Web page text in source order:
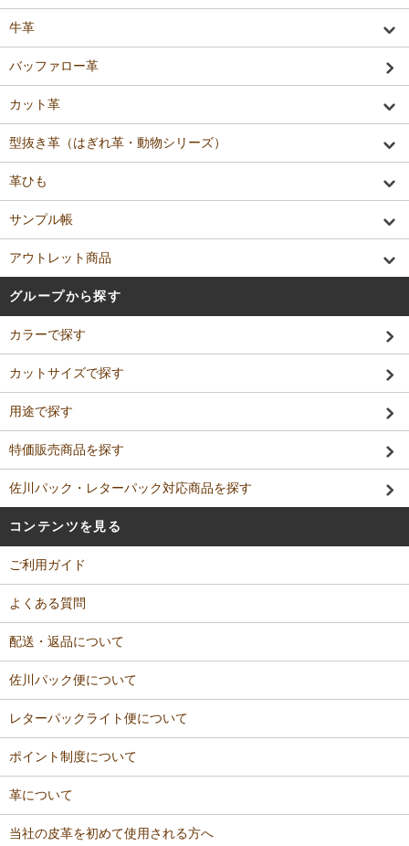
牛革
バッファロー革
カット革
型抜き革（はぎれ革・動物シリーズ）
革ひも
サンプル帳
アウトレット商品
グループから探す
カラーで探す
カットサイズで探す
用途で探す
特価販売商品を探す
佐川パック・レターパック対応商品を探す
コンテンツを見る
ご利用ガイド
よくある質問
配送・返品について
佐川パック便について
レターパックライト便について
ポイント制度について
革について
当社の皮革を初めて使用される方へ